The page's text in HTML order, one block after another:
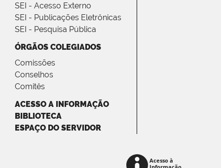
SEI - Acesso Externo
SEI - Publicações Eletrônicas
SEI - Pesquisa Pública
ÓRGÃOS COLEGIADOS
Comissões
Conselhos
Comitês
ACESSO A INFORMAÇÃO
BIBLIOTECA
ESPAÇO DO SERVIDOR